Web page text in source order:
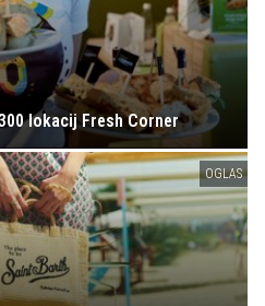
lokacij Fresh Corner
OGLAS